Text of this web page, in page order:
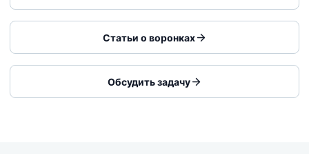
Статьи о воронках
Обсудить задачу